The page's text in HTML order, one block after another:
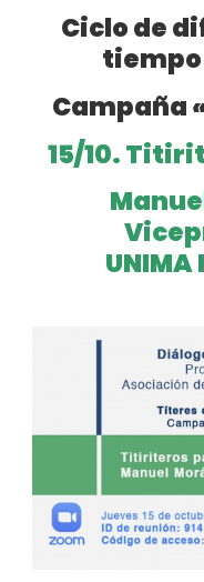
Ciclo de
Campaña
15/10.
UNIMA